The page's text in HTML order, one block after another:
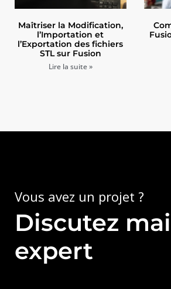
Maîtriser la Modification,
l’Importation et
l’Exportation des fichiers
STL sur Fusion
Lire la suite »
Vous avez un projet ?
Discutez
expert